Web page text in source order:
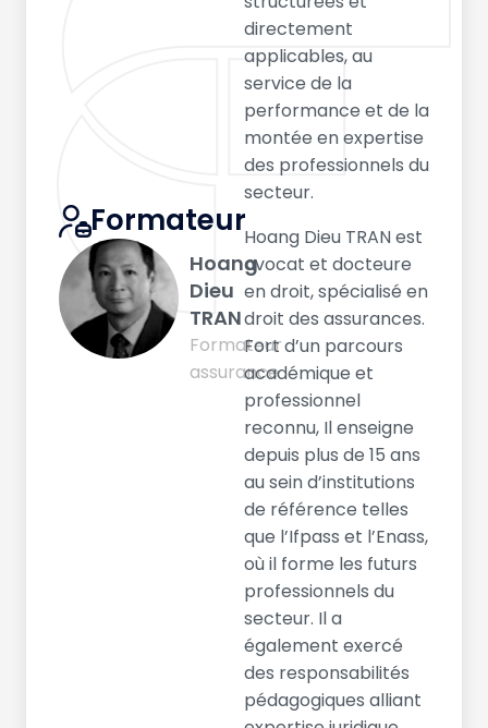
directement
applicables, au
service de la
performance et de la
montée en expertise
des professionnels du
secteur.
Formateur
Hoang
Dieu
TRAN
Formateur
assurance
Hoang Dieu TRAN est
avocat et docteure
en droit, spécialisé en
droit des assurances.
Fort d’un parcours
académique et
professionnel
reconnu, Il enseigne
depuis plus de 15 ans
au sein d’institutions
de référence telles
que l’Ifpass et l’Enass,
où il forme les futurs
professionnels du
secteur. Il a
également exercé
des responsabilités
pédagogiques alliant